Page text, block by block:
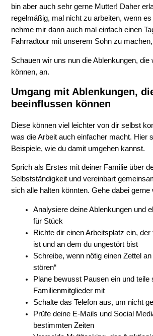
bin aber auch sehr gerne Mutter! Daher
regelmäßig, mal nicht zu arbeiten, wenn
nehme mir dann auch mal einfach einen
Fahrradtour mit unserem Sohn zu
Schauen wir uns nun die Ablenkungen, die
können, an.
Umgang mit Ablenkungen,
beeinflussen können
Diese können viel leichter von dir selbst
was die Arbeit auch einfacher macht. Hier
Beispiele, wie du damit umgehen kannst.
Sprich als Erstes mit deiner Familie über
Selbstständigkeit und vereinbart
sich alle halten könnten. Gehe dabei gerne
Analysiere deine Ablenkungen und
für Stück
Richte dir einen Arbeitsplatz ein,
ist und an dem du ungestört bist
Schreibe, wenn nötig einen Zettel
stören“
Plane bewusst Pausen ein und teile
Familienmitglieder mit
Schalte das Telefon aus, um nicht
Prüfe deine E-Mails und Social
bestimmten Zeiten